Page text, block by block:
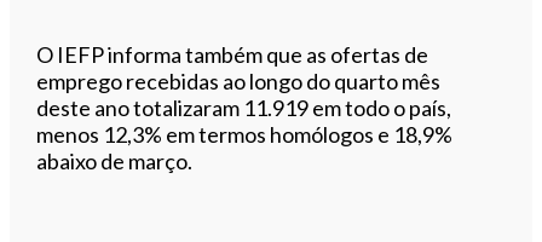
O IEFP informa também que as ofertas de
emprego recebidas ao longo do quarto mês
deste ano totalizaram 11.919 em todo o país,
menos 12,3% em termos homólogos e 18,9%
abaixo de março.